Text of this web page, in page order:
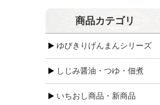
商品カテゴリ
ゆびきりげんまんシリーズ
しじみ醤油・つゆ・佃煮
いちおし商品・新商品